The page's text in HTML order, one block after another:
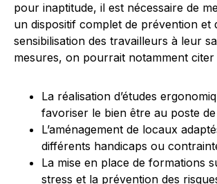
pour inaptitude, il est nécessaire de
un dispositif complet de prévention et
sensibilisation des travailleurs à leur
mesures, on pourrait notamment citer
La réalisation d’études
favoriser le bien être au poste
L’aménagement de locaux
différents handicaps ou
La mise en place de formations
stress et la prévention des